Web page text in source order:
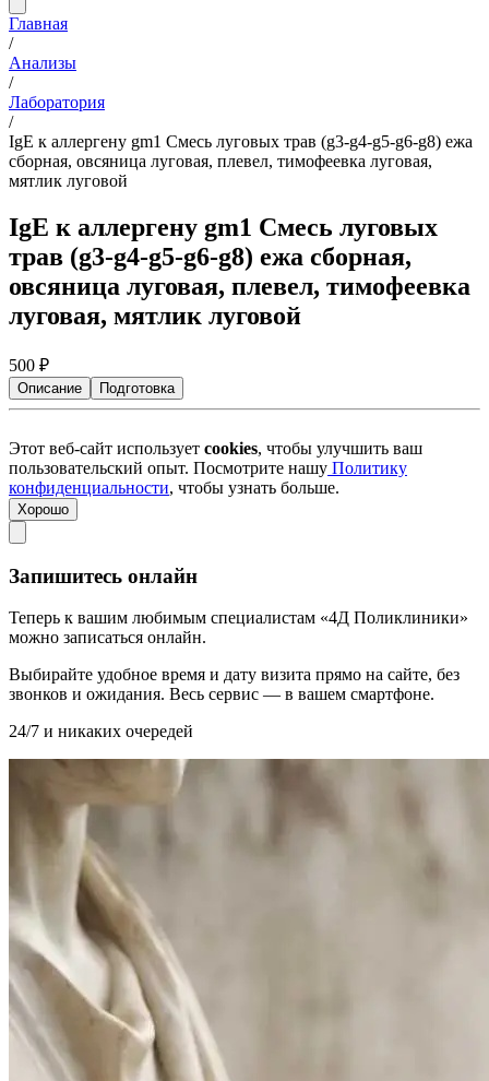
Главная
/
Анализы
/
Лаборатория
/
IgE к аллергену gm1 Смесь луговых трав (g3-g4-g5-g6-g8) ежа
сборная, овсяница луговая, плевел, тимофеевка луговая,
мятлик луговой
IgE к аллергену gm1 Смесь луговых
трав (g3-g4-g5-g6-g8) ежа сборная,
овсяница луговая, плевел, тимофеевка
луговая, мятлик луговой
500 ₽
Описание Подготовка
Этот веб-сайт использует cookies, чтобы улучшить ваш
пользовательский опыт. Посмотрите нашу Политику
конфиденциальности, чтобы узнать больше.
Хорошо
Запишитесь онлайн
Теперь к вашим любимым специалистам «4Д Поликлиники»
можно записаться онлайн.
Выбирайте удобное время и дату визита прямо на сайте, без
звонков и ожидания. Весь сервис — в вашем смартфоне.
24/7 и никаких очередей